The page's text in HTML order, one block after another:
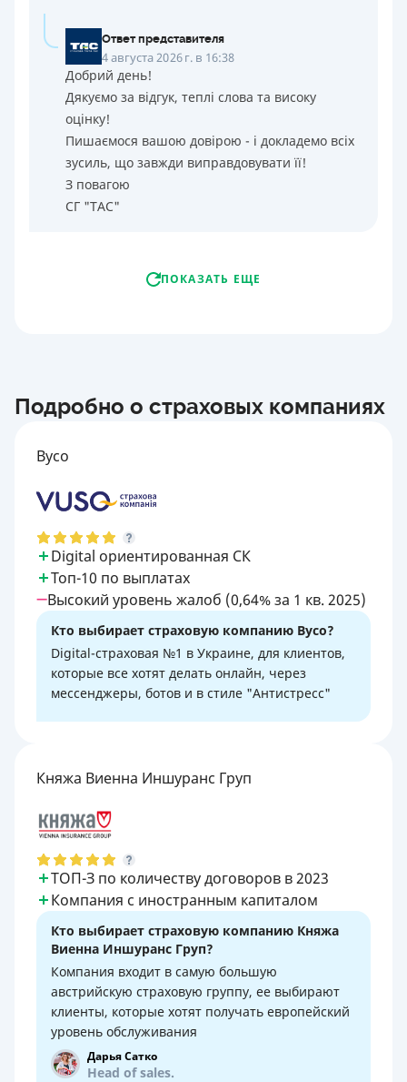
Ответ представителя
4 августа 2026 г. в 16:38
Добрий день!
Дякуємо за відгук, теплі слова та високу
оцінку!
Пишаємося вашою довірою - і докладемо всіх
зусиль, що завжди виправдовувати її!
З повагою
СГ "ТАС"
ПОКАЗАТЬ ЕЩЕ
Подробно о страховых компаниях
Вусо
Digital ориентированная СК
Топ-10 по выплатах
Высокий уровень жалоб (0,64% за 1 кв. 2025)
Кто выбирает страховую компанию Вусо?
Digital-страховая №1 в Украине, для клиентов,
которые все хотят делать онлайн, через
мессенджеры, ботов и в стиле "Антистресс"
Княжа Виенна Иншуранс Груп
ТОП-З по количеству договоров в 2023
Компания с иностранным капиталом
Кто выбирает страховую компанию Княжа
Виенна Иншуранс Груп?
Компания входит в самую большую
австрийскую страховую группу, ее выбирают
клиенты, которые хотят получать европейский
уровень обслуживания
Дарья Сатко
Head of sales.